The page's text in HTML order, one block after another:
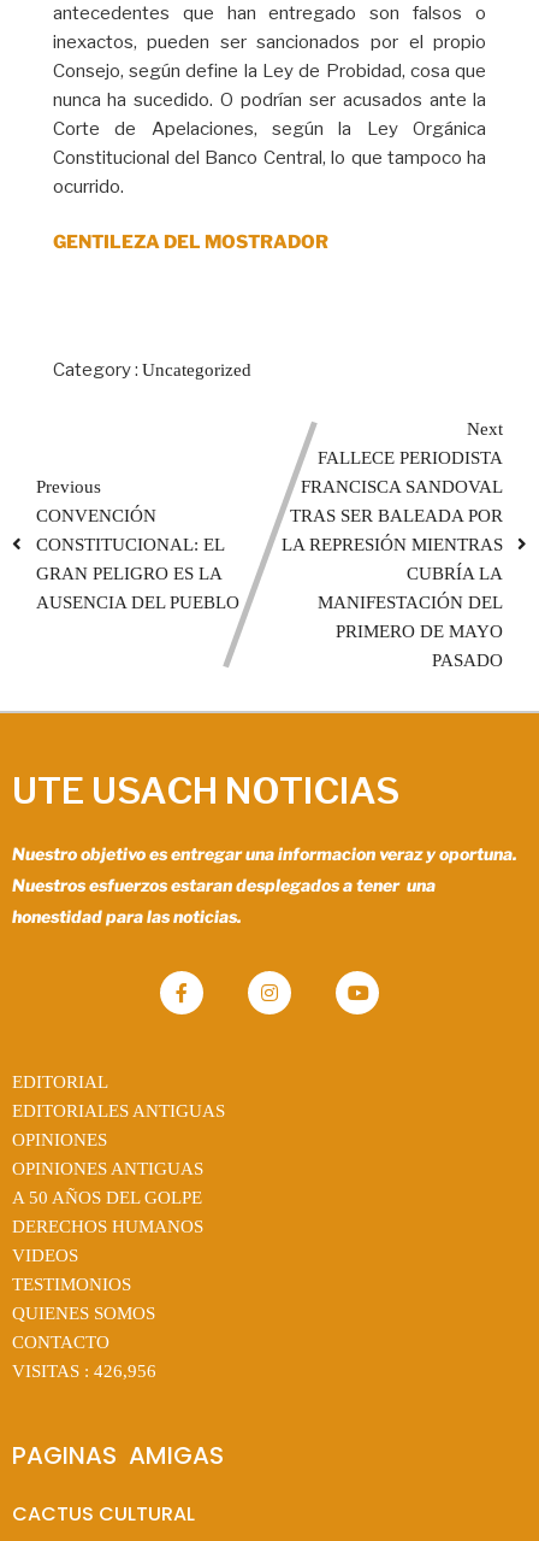
antecedentes que han entregado son falsos o
inexactos, pueden ser sancionados por el propio
Consejo, según define la Ley de Probidad, cosa que
nunca ha sucedido. O podrían ser acusados ante la
Corte de Apelaciones, según la Ley Orgánica
Constitucional del Banco Central, lo que tampoco ha
ocurrido.
GENTILEZA DEL MOSTRADOR
Category : Uncategorized
Previous
CONVENCIÓN
CONSTITUCIONAL: EL
GRAN PELIGRO ES LA
AUSENCIA DEL PUEBLO
Next
FALLECE PERIODISTA
FRANCISCA SANDOVAL
TRAS SER BALEADA POR
LA REPRESIÓN MIENTRAS
CUBRÍA LA
MANIFESTACIÓN DEL
PRIMERO DE MAYO
PASADO
UTE USACH NOTICIAS
Nuestro objetivo es entregar una informacion veraz y oportuna.
Nuestros esfuerzos estaran desplegados a tener una
honestidad para las noticias.
EDITORIAL
EDITORIALES ANTIGUAS
OPINIONES
OPINIONES ANTIGUAS
A 50 AÑOS DEL GOLPE
DERECHOS HUMANOS
VIDEOS
TESTIMONIOS
QUIENES SOMOS
CONTACTO
VISITAS : 426,956
PAGINAS  AMIGAS
CACTUS CULTURAL